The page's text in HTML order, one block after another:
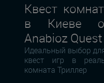
Квест
в Киеве
Anabioz Quest
Идеальный выбор
квест игр в
комната Триллер